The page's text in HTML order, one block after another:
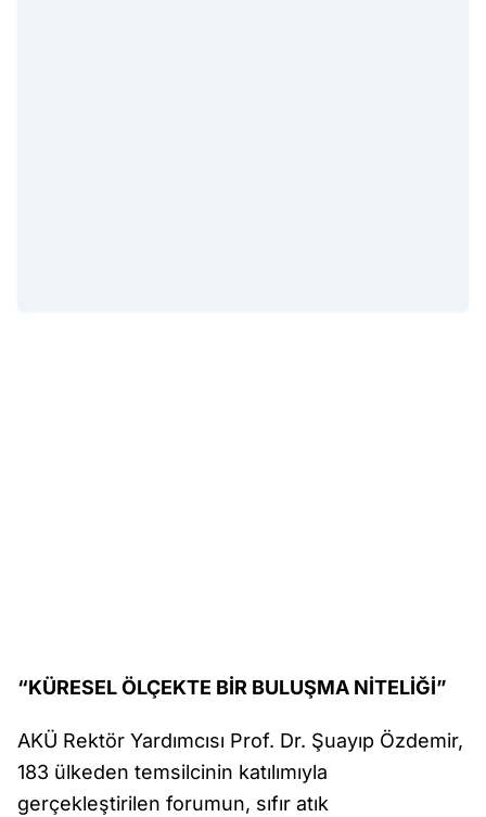
“KÜRESEL ÖLÇEKTE BİR BULUŞMA NİTELİĞİ”
AKÜ Rektör Yardımcısı Prof. Dr. Şuayıp Özdemir,
183 ülkeden temsilcinin katılımıyla
gerçekleştirilen forumun, sıfır atık